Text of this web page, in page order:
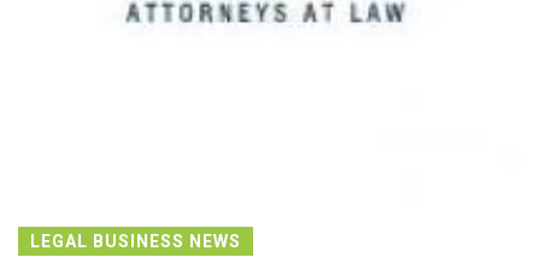
LEGAL BUSINESS NEWS